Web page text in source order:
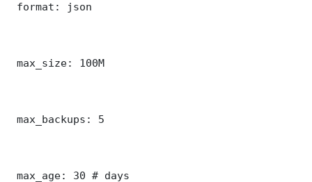
format: json
max_size: 100M
max_backups: 5
max_age: 30 # days